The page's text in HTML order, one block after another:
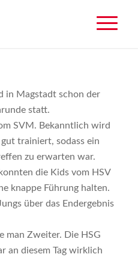
in Magstadt schon der
statt.
SVM. Bekanntlich wird
trainiert, sodass ein
zu erwarten war.
die Kids vom HSV
knappe Führung halten.
über das Endergebnis
man Zweiter. Die HSG
an diesem Tag wirklich